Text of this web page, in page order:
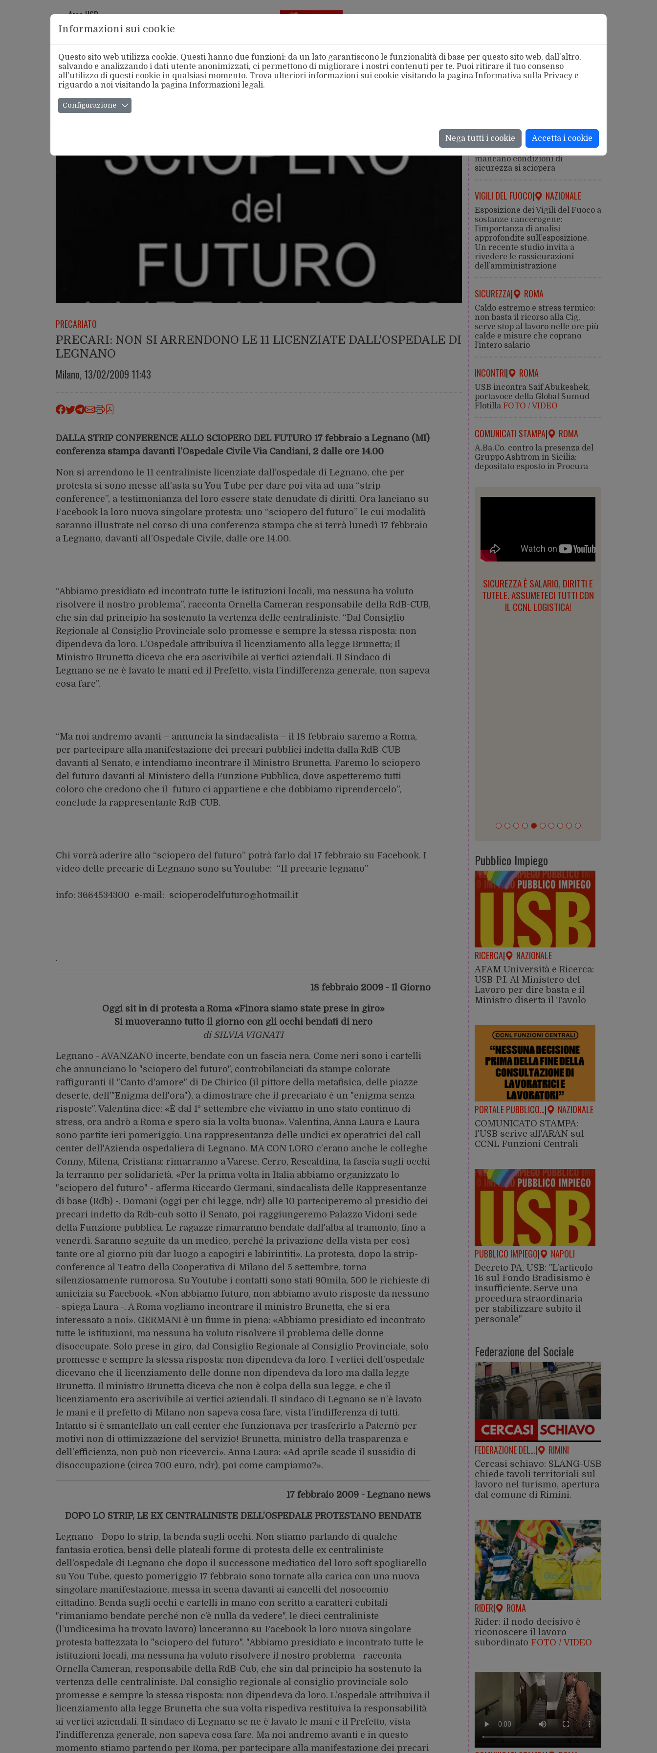
Area USB
alla FSM
Chi Siamo Categorie
PRECARIATO
PRECARI: NON SI ARRENDONO LE 11 LICENZIATE DALL'OSPEDALE DI
LEGNANO
Milano, 13/02/2009 11:43
DALLA STRIP CONFERENCE ALLO SCIOPERO DEL FUTURO 17 febbraio a Legnano (MI)
conferenza stampa davanti l’Ospedale Civile Via Candiani, 2 dalle ore 14.00
Non si arrendono le 11 centraliniste licenziate dall’ospedale di Legnano, che per
protesta si sono messe all’asta su You Tube per dare poi vita ad una “strip
conference”, a testimonianza del loro essere state denudate di diritti. Ora lanciano su
Facebook la loro nuova singolare protesta: uno “sciopero del futuro” le cui modalità
saranno illustrate nel corso di una conferenza stampa che si terrà lunedì 17 febbraio
a Legnano, davanti all’Ospedale Civile, dalle ore 14.00.
“Abbiamo presidiato ed incontrato tutte le istituzioni locali, ma nessuna ha voluto
risolvere il nostro problema”, racconta Ornella Cameran responsabile della RdB-CUB,
che sin dal principio ha sostenuto la vertenza delle centraliniste. “Dal Consiglio
Regionale al Consiglio Provinciale solo promesse e sempre la stessa risposta: non
dipendeva da loro. L’Ospedale attribuiva il licenziamento alla legge Brunetta; Il
Ministro Brunetta diceva che era ascrivibile ai vertici aziendali. Il Sindaco di
Legnano se ne è lavato le mani ed il Prefetto, vista l’indifferenza generale, non sapeva
cosa fare”.
“Ma noi andremo avanti – annuncia la sindacalista – il 18 febbraio saremo a Roma,
per partecipare alla manifestazione dei precari pubblici indetta dalla RdB-CUB
davanti al Senato, e intendiamo incontrare il Ministro Brunetta. Faremo lo sciopero
del futuro davanti al Ministero della Funzione Pubblica, dove aspetteremo tutti
coloro che credono che il futuro ci appartiene e che dobbiamo riprendercelo”,
conclude la rappresentante RdB-CUB.
Chi vorrà aderire allo “sciopero del futuro” potrà farlo dal 17 febbraio su Facebook. I
video delle precarie di Legnano sono su Youtube: “11 precarie legnano”
info: 3664534300 e-mail: scioperodelfuturo@hotmail.it
.
18 febbraio 2009 - Il Giorno
Oggi sit in di protesta a Roma «Finora siamo state prese in giro»
Si muoveranno tutto il giorno con gli occhi bendati di nero
di SILVIA VIGNATI
Legnano - AVANZANO incerte, bendate con un fascia nera. Come neri sono i cartelli
che annunciano lo "sciopero del futuro", controbilanciati da stampe colorate
raffiguranti il "Canto d'amore" di De Chirico (il pittore della metafisica, delle piazze
deserte, dell'"Enigma dell'ora"), a dimostrare che il precariato è un "enigma senza
risposte". Valentina dice: «È dal 1° settembre che viviamo in uno stato continuo di
stress, ora andrò a Roma e spero sia la volta buona». Valentina, Anna Laura e Laura
sono partite ieri pomeriggio. Una rappresentanza delle undici ex operatrici del call
center dell'Azienda ospedaliera di Legnano. MA CON LORO c'erano anche le colleghe
Conny, Milena, Cristiana: rimarranno a Varese, Cerro, Rescaldina, la fascia sugli occhi
la terranno per solidarietà. «Per la prima volta in Italia abbiamo organizzato lo
"sciopero del futuro" - afferma Riccardo Germani, sindacalista delle Rappresentanze
di base (Rdb) -. Domani (oggi per chi legge, ndr) alle 10 parteciperemo al presidio dei
precari indetto da Rdb-cub sotto il Senato, poi raggiungeremo Palazzo Vidoni sede
della Funzione pubblica. Le ragazze rimarranno bendate dall'alba al tramonto, fino a
venerdì. Saranno seguite da un medico, perché la privazione della vista per così
tante ore al giorno più dar luogo a capogiri e labirintiti». La protesta, dopo la strip-
conference al Teatro della Cooperativa di Milano del 5 settembre, torna
silenziosamente rumorosa. Su Youtube i contatti sono stati 90mila, 500 le richieste di
amicizia su Facebook. «Non abbiamo futuro, non abbiamo avuto risposte da nessuno
- spiega Laura -. A Roma vogliamo incontrare il ministro Brunetta, che si era
interessato a noi». GERMANI è un fiume in piena: «Abbiamo presidiato ed incontrato
tutte le istituzioni, ma nessuna ha voluto risolvere il problema delle donne
disoccupate. Solo prese in giro, dal Consiglio Regionale al Consiglio Provinciale, solo
promesse e sempre la stessa risposta: non dipendeva da loro. I vertici dell'ospedale
dicevano che il licenziamento delle donne non dipendeva da loro ma dalla legge
Brunetta. Il ministro Brunetta diceva che non è colpa della sua legge, e che il
licenziamento era ascrivibile ai vertici aziendali. Il sindaco di Legnano se n'è lavato
le mani e il prefetto di Milano non sapeva cosa fare, vista l'indifferenza di tutti.
Intanto si è smantellato un call center che funzionava per trasferirlo a Paternò per
motivi non di ottimizzazione del servizio! Brunetta, ministro della trasparenza e
dell'efficienza, non può non riceverci». Anna Laura: «Ad aprile scade il sussidio di
disoccupazione (circa 700 euro, ndr), poi come campiamo?».
17 febbraio 2009 - Legnano news
DOPO LO STRIP, LE EX CENTRALINISTE DELL'OSPEDALE PROTESTANO BENDATE
Legnano - Dopo lo strip, la benda sugli occhi. Non stiamo parlando di qualche
fantasia erotica, bensì delle plateali forme di protesta delle ex centraliniste
dell’ospedale di Legnano che dopo il successone mediatico del loro soft spogliarello
su You Tube, questo pomeriggio 17 febbraio sono tornate alla carica con una nuova
singolare manifestazione, messa in scena davanti ai cancelli del nosocomio
cittadino. Benda sugli occhi e cartelli in mano con scritto a caratteri cubitali
"rimaniamo bendate perché non c’è nulla da vedere", le dieci centraliniste
(l’undicesima ha trovato lavoro) lanceranno su Facebook la loro nuova singolare
protesta battezzata lo "sciopero del futuro". "Abbiamo presidiato e incontrato tutte le
istituzioni locali, ma nessuna ha voluto risolvere il nostro problema - racconta
Ornella Cameran, responsabile della RdB-Cub, che sin dal principio ha sostenuto la
vertenza delle centraliniste. Dal consiglio regionale al consiglio provinciale solo
promesse e sempre la stessa risposta: non dipendeva da loro. L'ospedale attribuiva il
licenziamento alla legge Brunetta che sua volta rispediva restituiva la responsabilità
ai vertici aziendali. Il sindaco di Legnano se ne è lavato le mani e il Prefetto, vista
l'indifferenza generale, non sapeva cosa fare. Ma noi andremo avanti e in questo
momento stiamo partendo per Roma, per partecipare alla manifestazione dei precari
SICUREZZA| ROMA
Caldo estremo: la salute viene
prima della produzione. Dove
mancano condizioni di
sicurezza si sciopera
VIGILI DEL FUOCO| NAZIONALE
Esposizione dei Vigili del Fuoco a
sostanze cancerogene:
l’importanza di analisi
approfondite sull’esposizione.
Un recente studio invita a
rivedere le rassicurazioni
dell’amministrazione
SICUREZZA| ROMA
Caldo estremo e stress termico:
non basta il ricorso alla Cig,
serve stop al lavoro nelle ore più
calde e misure che coprano
l’intero salario
INCONTRI| ROMA
USB incontra Saif Abukeshek,
portavoce della Global Sumud
Flotilla FOTO / VIDEO
COMUNICATI STAMPA| ROMA
A.Ba.Co. contro la presenza del
Gruppo Ashtrom in Sicilia:
depositato esposto in Procura
SICUREZZA È SALARIO, DIRITTI E
TUTELE. ASSUMETECI TUTTI CON
IL CCNL LOGISTICA!
Pubblico Impiego
RICERCA| NAZIONALE
AFAM Università e Ricerca:
USB-P.I. Al Ministero del
Lavoro per dire basta e il
Ministro diserta il Tavolo
PORTALE PUBBLICO…| NAZIONALE
COMUNICATO STAMPA:
l'USB scrive all'ARAN sul
CCNL Funzioni Centrali
PUBBLICO IMPIEGO| NAPOLI
Decreto PA, USB: "L'articolo
16 sul Fondo Bradisismo è
insufficiente. Serve una
procedura straordinaria
per stabilizzare subito il
personale"
Federazione del Sociale
FEDERAZIONE DEL…| RIMINI
Cercasi schiavo: SLANG-USB
chiede tavoli territoriali sul
lavoro nel turismo, apertura
dal comune di Rimini.
RIDER| ROMA
Rider: il nodo decisivo è
riconoscere il lavoro
subordinato FOTO / VIDEO
Informazioni sui cookie
Questo sito web utilizza cookie. Questi hanno due funzioni: da un lato garantiscono le funzionalità di base per questo sito web, dall'altro,
salvando e analizzando i dati utente anonimizzati, ci permettono di migliorare i nostri contenuti per te. Puoi ritirare il tuo consenso
all'utilizzo di questi cookie in qualsiasi momento. Trova ulteriori informazioni sui cookie visitando la pagina Informativa sulla Privacye
riguardo a noi visitando la pagina Informazioni legali.
Configurazione
Nega tutti i cookie Accetta i cookie